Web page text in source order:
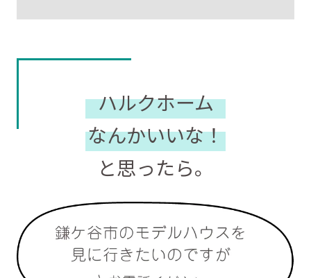
ハルクホーム
なんかいいな！
と思ったら。